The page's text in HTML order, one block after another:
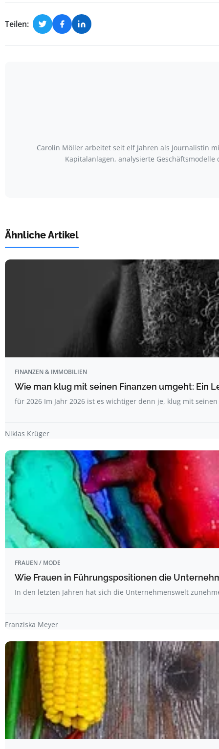
Teilen:
Carolin Möller arbeitet seit elf Jahren als Journalistin
Kapitalanlagen, analysierte
Ähnliche Artikel
FINANZEN & IMMOBILIEN
Wie man klug mit seinen Finanzen umgeht: Ein
für 2026 Im Jahr 2026 ist es wichtiger denn je, klug mit
Niklas Krüger
FRAUEN / MODE
Wie Frauen in Führungspositionen die
In den letzten Jahren hat sich die Unternehmenswelt
Franziska Meyer